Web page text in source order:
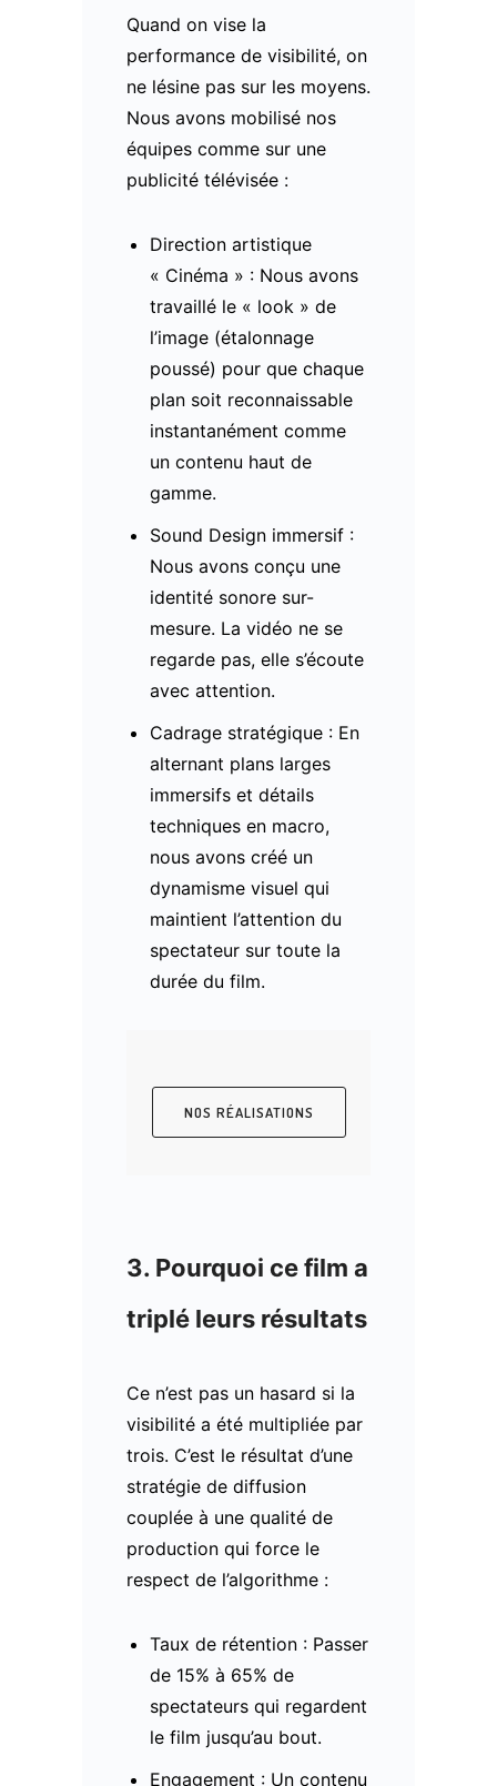
Quand on vise la
performance de visibilité, on
ne lésine pas sur les moyens.
Nous avons mobilisé nos
équipes comme sur une
publicité télévisée :
Direction artistique
« Cinéma » : Nous avons
travaillé le « look » de
l’image (étalonnage
poussé) pour que chaque
plan soit reconnaissable
instantanément comme
un contenu haut de
gamme.
Sound Design immersif :
Nous avons conçu une
identité sonore sur-
mesure. La vidéo ne se
regarde pas, elle s’écoute
avec attention.
Cadrage stratégique : En
alternant plans larges
immersifs et détails
techniques en macro,
nous avons créé un
dynamisme visuel qui
maintient l’attention du
spectateur sur toute la
durée du film.
NOS RÉALISATIONS
3. Pourquoi ce film a
triplé leurs résultats
Ce n’est pas un hasard si la
visibilité a été multipliée par
trois. C’est le résultat d’une
stratégie de diffusion
couplée à une qualité de
production qui force le
respect de l’algorithme :
Taux de rétention : Passer
de 15% à 65% de
spectateurs qui regardent
le film jusqu’au bout.
Engagement : Un contenu